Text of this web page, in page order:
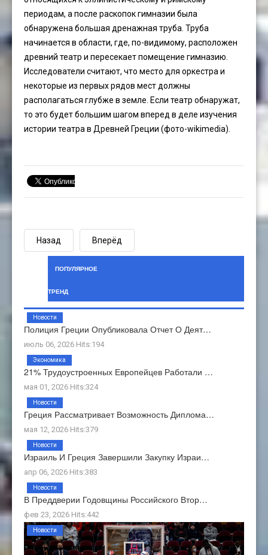
периодам, а после раскопок гимназии была
обнаружена большая дренажная труба. Труба
начинается в области, где, по-видимому, расположен
древний театр и пересекает помещение гимназию.
Исследователи считают, что место для оркестра и
некоторые из первых рядов мест должны
располагаться глубже в земле. Если театр обнаружат,
то это будет большим шагом вперед в деле изучения
истории театра в Древней Греции (фото-wikimedia).
Назад Вперёд
ПОПУЛЯРНОЕ
ТРЕНД
Полиция Греции Опубликовала Отчет О Деят…
июль 06, 2026 Hits:194
Новости
21% Трудоустроенных Европейцев Работали …
мая 01, 2026 Hits:324
Экономика
Греция Рассматривает Возможность Диплома…
мая 12, 2026 Hits:379
Новости
Израиль И Греция Завершили Закупку Израи…
апр 06, 2026 Hits:383
Новости
В Преддверии Годовщины Российского Втор…
фев 23, 2026 Hits:442
Новости
Новости